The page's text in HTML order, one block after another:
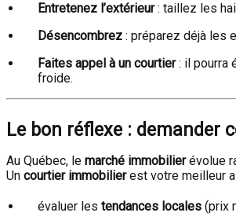
Entretenez l’extérieur: taillez les
Désencombrez : préparez déjà les
Faites appel à un courtier: il pourra
froide.
Le bon réflexe :
Au Québec, le marché immobilierévolue
Un courtier immobilierest votre meilleur
évaluer les tendances locales (prix